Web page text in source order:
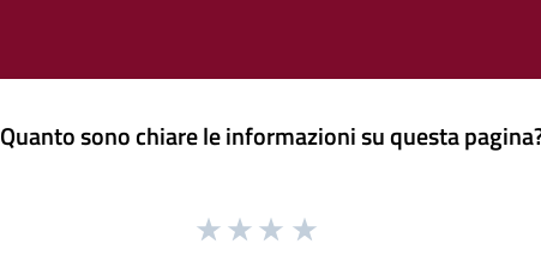
Quanto sono chiare le informazioni su questa